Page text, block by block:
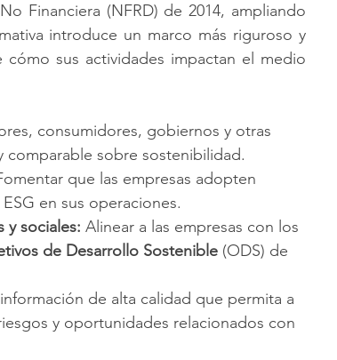
Financiera (NFRD) de 2014, ampliando
introduce un marco más riguroso y
sus actividades impactan el medio
consumidores, gobiernos y otras
comparable sobre sostenibilidad.
que las empresas adopten
en sus operaciones.
y sociales: Alinear a las empresas con los
de Desarrollo Sostenible (ODS) de
de alta calidad que permita a
y oportunidades relacionados con